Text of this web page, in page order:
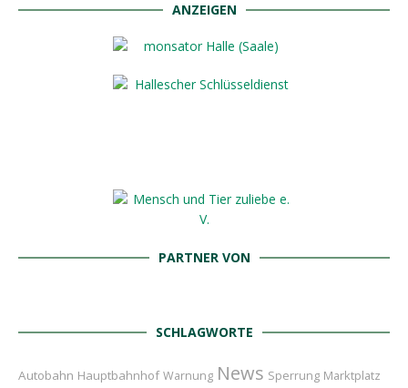
ANZEIGEN
PARTNER VON
SCHLAGWORTE
Autobahn Hauptbahnhof Warnung News Sperrung Marktplatz